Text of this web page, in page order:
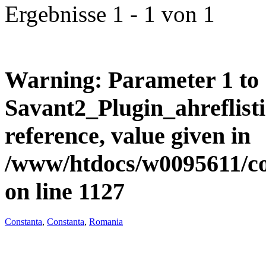
Ergebnisse 1 - 1 von 1
Warning: Parameter 1 to
reference, value given in
/www/htdocs/w0095611/
on line 1127
Constanta, Constanta, Romania